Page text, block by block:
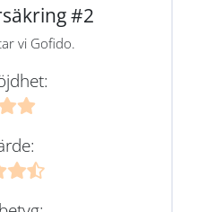
#2
vi Gofido.